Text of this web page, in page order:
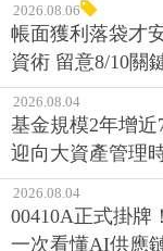
2026.08.06
帳面獲利落袋才
資術 留意8/10關
2026.08.04
基金規模2年增
迎向大資產管理
2026.08.04
00410A正式掛牌
一次看懂AI供應